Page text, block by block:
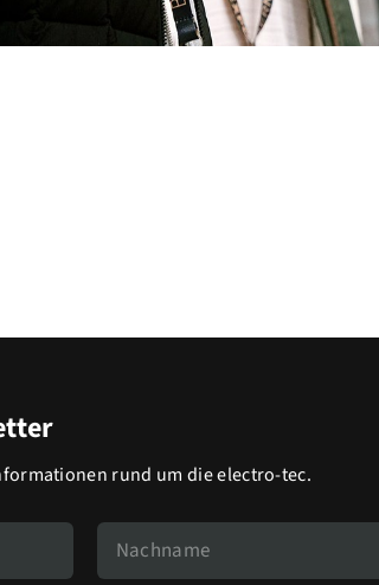
rund um die electro-tec.